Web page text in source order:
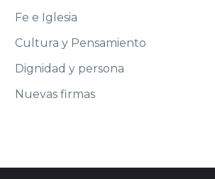
Fe e Iglesia
Cultura y Pensamiento
Dignidad y persona
Nuevas firmas